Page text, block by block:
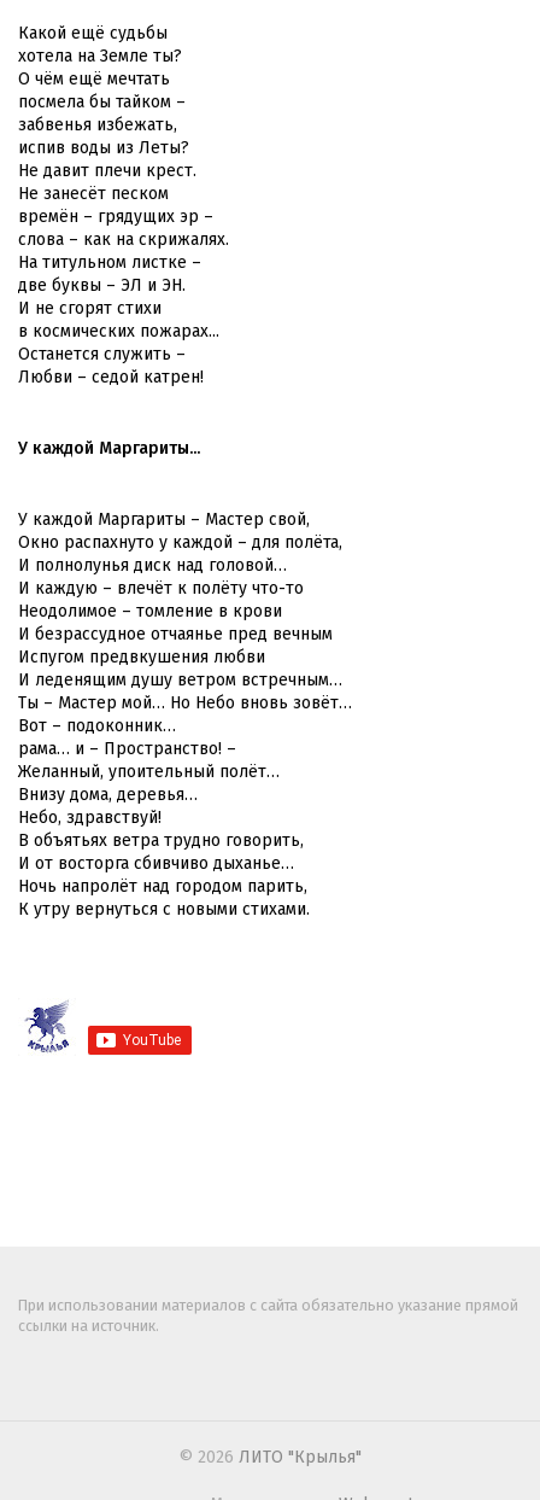
Какой ещё судьбы
хотела на Земле ты?
О чём ещё мечтать
посмела бы тайком –
забвенья избежать,
испив воды из Леты?
Не давит плечи крест.
Не занесёт песком
времён – грядущих эр –
слова – как на скрижалях.
На титульном листке –
две буквы – ЭЛ и ЭН.
И не сгорят стихи
в космических пожарах...
Останется служить –
Любви – седой катрен!
У каждой Маргариты...
У каждой Маргариты – Мастер свой,
Окно распахнуто у каждой – для полёта,
И полнолунья диск над головой…
И каждую – влечёт к полёту что-то
Неодолимое – томление в крови
И безрассудное отчаянье пред вечным
Испугом предвкушения любви
И леденящим душу ветром встречным…
Ты – Мастер мой… Но Небо вновь зовёт…
Вот – подоконник…
рама… и – Пространство! –
Желанный, упоительный полёт…
Внизу дома, деревья…
Небо, здравствуй!
В объятьях ветра трудно говорить,
И от восторга сбивчиво дыханье…
Ночь напролёт над городом парить,
К утру вернуться с новыми стихами.
При использовании материалов с сайта обязательно указание прямой
ссылки на источник.
© 2026 ЛИТО "Крылья"